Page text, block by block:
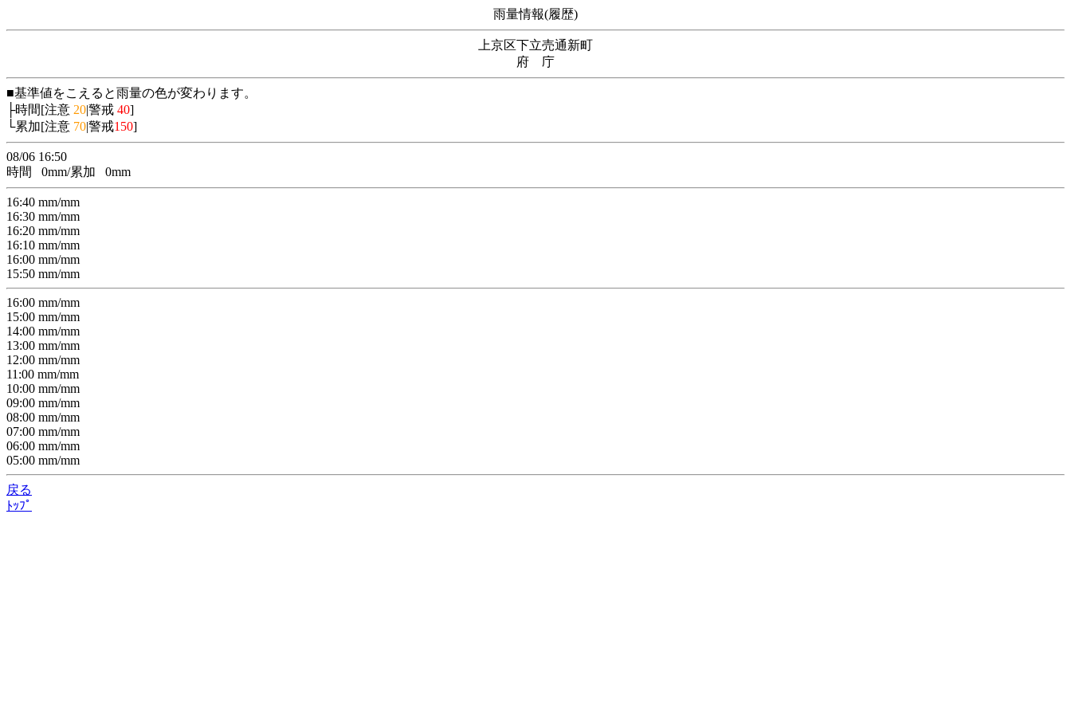
雨量情報(履歴)
上京区下立売通新町
府 庁
■基準値をこえると雨量の色が変わります。
├時間[注意 20|警戒 40]
└累加[注意 70|警戒150]
08/06 16:50
時間
0mm/累加 0mm
16:40 mm/mm
16:30 mm/mm
16:20 mm/mm
16:10 mm/mm
16:00 mm/mm
15:50 mm/mm
16:00 mm/mm
15:00 mm/mm
14:00 mm/mm
13:00 mm/mm
12:00 mm/mm
11:00 mm/mm
10:00 mm/mm
09:00 mm/mm
08:00 mm/mm
07:00 mm/mm
06:00 mm/mm
05:00 mm/mm
戻る
ﾄｯﾌﾟ